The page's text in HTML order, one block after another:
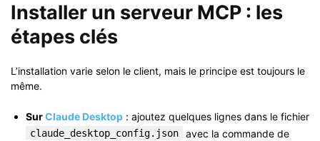
Installer un serveur MCP : les
étapes clés
L’installation varie selon le client, mais le principe est toujours le
même.
SurClaude Desktop : ajoutez quelques lignes dans le fichier
claude_desktop_config.json
avec la commande de